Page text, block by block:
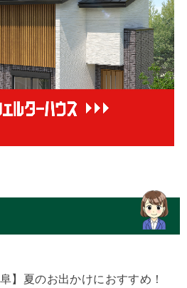
阜】夏のお出かけにおすすめ！